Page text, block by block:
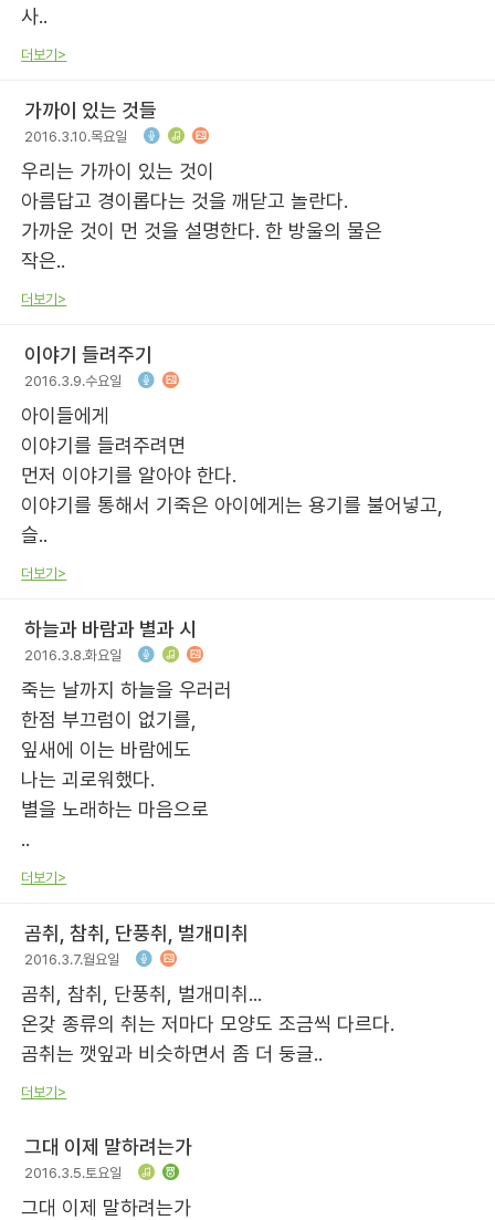
사..
더보기>
가까이 있는 것들
2016.3.10.목요일
우리는 가까이 있는 것이
아름답고 경이롭다는 것을 깨닫고 놀란다.
가까운 것이 먼 것을 설명한다. 한 방울의 물은
작은..
더보기>
이야기 들려주기
2016.3.9.수요일
아이들에게
이야기를 들려주려면
먼저 이야기를 알아야 한다.
이야기를 통해서 기죽은 아이에게는 용기를 불어넣고,
슬..
더보기>
하늘과 바람과 별과 시
2016.3.8.화요일
죽는 날까지 하늘을 우러러
한점 부끄럼이 없기를,
잎새에 이는 바람에도
나는 괴로워했다.
별을 노래하는 마음으로
..
더보기>
곰취, 참취, 단풍취, 벌개미취
2016.3.7.월요일
곰취, 참취, 단풍취, 벌개미취...
온갖 종류의 취는 저마다 모양도 조금씩 다르다.
곰취는 깻잎과 비슷하면서 좀 더 둥글..
더보기>
그대 이제 말하려는가
2016.3.5.토요일
그대 이제 말하려는가